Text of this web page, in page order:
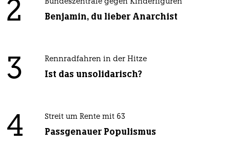
2 Bundeszentrale gegen Kinderfiguren
Benjamin, du lieber Anarchist
3 Rennradfahren in der Hitze
Ist das unsolidarisch?
4 Streit um Rente mit 63
Passgenauer Populismus